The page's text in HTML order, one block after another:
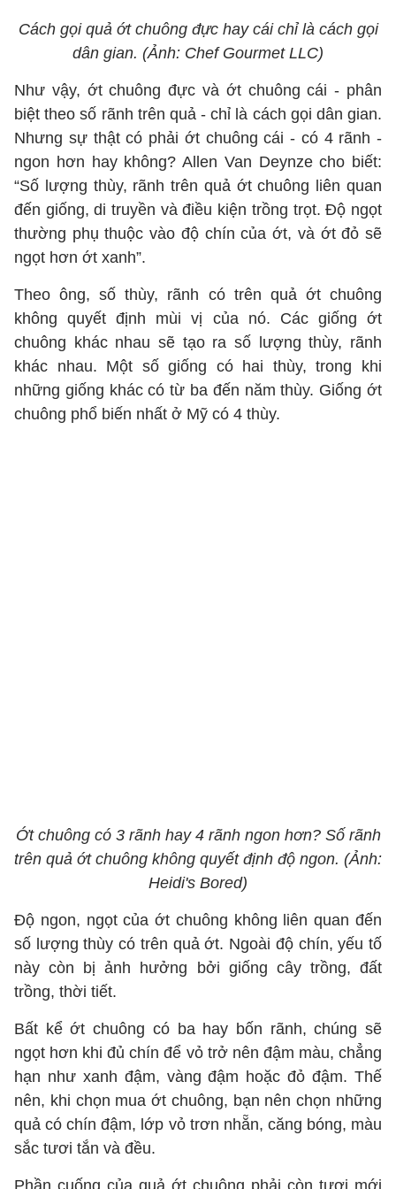
Cách gọi quả ớt chuông đực hay cái chỉ là cách gọi
dân gian. (Ảnh: Chef Gourmet LLC)
Như vậy, ớt chuông đực và ớt chuông cái - phân
biệt theo số rãnh trên quả - chỉ là cách gọi dân gian.
Nhưng sự thật có phải ớt chuông cái - có 4 rãnh -
ngon hơn hay không? Allen Van Deynze cho biết:
“Số lượng thùy, rãnh trên quả ớt chuông liên quan
đến giống, di truyền và điều kiện trồng trọt. Độ ngọt
thường phụ thuộc vào độ chín của ớt, và ớt đỏ sẽ
ngọt hơn ớt xanh”.
Theo ông, số thùy, rãnh có trên quả ớt chuông
không quyết định mùi vị của nó. Các giống ớt
chuông khác nhau sẽ tạo ra số lượng thùy, rãnh
khác nhau. Một số giống có hai thùy, trong khi
những giống khác có từ ba đến năm thùy. Giống ớt
chuông phổ biến nhất ở Mỹ có 4 thùy.
Ớt chuông có 3 rãnh hay 4 rãnh ngon hơn? Số rãnh
trên quả ớt chuông không quyết định độ ngon. (Ảnh:
Heidi's Bored)
Độ ngon, ngọt của ớt chuông không liên quan đến
số lượng thùy có trên quả ớt. Ngoài độ chín, yếu tố
này còn bị ảnh hưởng bởi giống cây trồng, đất
trồng, thời tiết.
Bất kể ớt chuông có ba hay bốn rãnh, chúng sẽ
ngọt hơn khi đủ chín để vỏ trở nên đậm màu, chẳng
hạn như xanh đậm, vàng đậm hoặc đỏ đậm. Thế
nên, khi chọn mua ớt chuông, bạn nên chọn những
quả có chín đậm, lớp vỏ trơn nhẵn, căng bóng, màu
sắc tươi tắn và đều.
Phần cuống của quả ớt chuông phải còn tươi mới